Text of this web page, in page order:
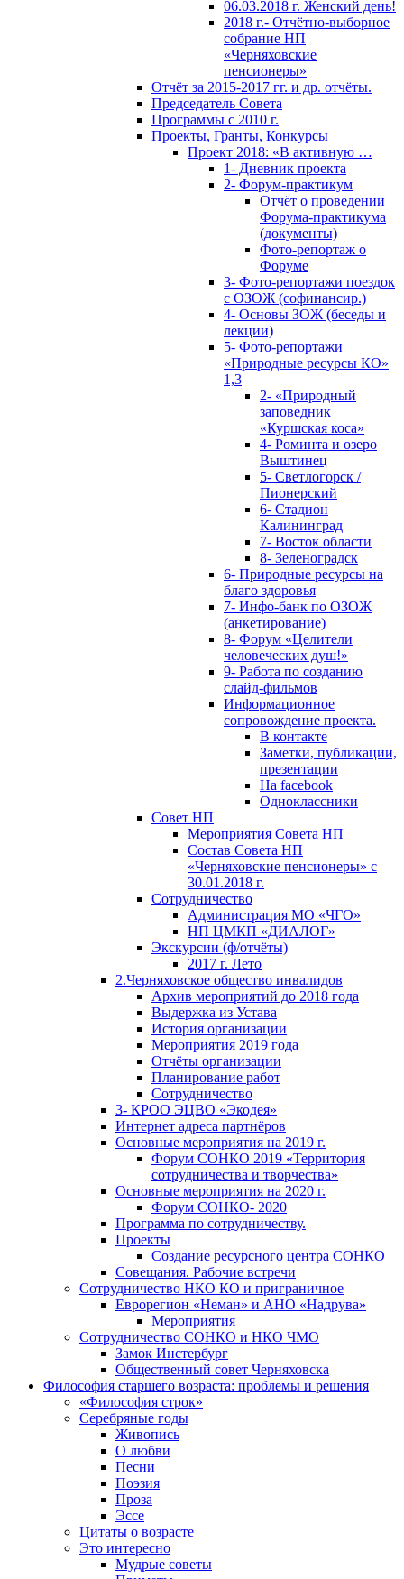
06.03.2018 г. Женский день!
2018 г.- Отчётно-выборное
собрание НП
«Черняховские
пенсионеры»
Отчёт за 2015-2017 гг. и др. отчёты.
Председатель Совета
Программы с 2010 г.
Проекты, Гранты, Конкурсы
Проект 2018: «В активную …
1- Дневник проекта
2- Форум-практикум
Отчёт о проведении
Форума-практикума
(документы)
Фото-репортаж о
Форуме
3- Фото-репортажи поездок
с ОЗОЖ (софинансир.)
4- Основы ЗОЖ (беседы и
лекции)
5- Фото-репортажи
«Природные ресурсы КО»
1,3
2- «Природный
заповедник
«Куршская коса»
4- Роминта и озеро
Выштинец
5- Светлогорск /
Пионерский
6- Стадион
Калининград
7- Восток области
8- Зеленоградск
6- Природные ресурсы на
благо здоровья
7- Инфо-банк по ОЗОЖ
(анкетирование)
8- Форум «Целители
человеческих душ!»
9- Работа по созданию
слайд-фильмов
Информационное
сопровождение проекта.
В контакте
Заметки, публикации,
презентации
На facebook
Одноклассники
Совет НП
Мероприятия Совета НП
Состав Совета НП
«Черняховские пенсионеры» с
30.01.2018 г.
Сотрудничество
Администрация МО «ЧГО»
НП ЦМКП «ДИАЛОГ»
Экскурсии (ф/отчёты)
2017 г. Лето
2.Черняховское общество инвалидов
Архив мероприятий до 2018 года
Выдержка из Устава
История организации
Мероприятия 2019 года
Отчёты организации
Планирование работ
Сотрудничество
3- КРОО ЭЦВО «Экодея»
Интернет адреса партнёров
Основные мероприятия на 2019 г.
Форум СОНКО 2019 «Территория
сотрудничества и творчества»
Основные мероприятия на 2020 г.
Форум СОНКО- 2020
Программа по сотрудничеству.
Проекты
Создание ресурсного центра СОНКО
Совещания. Рабочие встречи
Сотрудничество НКО КО и приграничное
Еврорегион «Неман» и АНО «Надрува»
Мероприятия
Сотрудничество СОНКО и НКО ЧМО
Замок Инстербург
Общественный совет Черняховска
Философия старшего возраста: проблемы и решения
«Философия строк»
Серебряные годы
Живопись
О любви
Песни
Поэзия
Проза
Эссе
Цитаты о возрасте
Это интересно
Мудрые советы